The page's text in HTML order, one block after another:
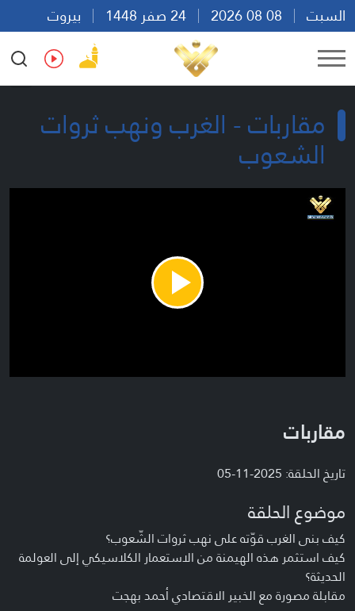
السبت
بيروت
07:16
Ar En Fr Es
مقاربات - الغرب ونهب ثروات
الشعوب
Play
Video
مقاربات
تاريخ الحلقة: 2025-11-05
موضوع الحلقة
كيف بنى الغرب قوّته على نهب ثروات الشّعوب؟
كيف استثمر هذه الهيمنة من الاستعمار الكلاسيكي إلى العولمة
الحديثة؟
مقابلة مصورة مع الخبير الاقتصادي أحمد بهجت